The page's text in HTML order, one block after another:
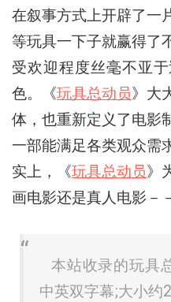
在叙事方式上开辟了一
等玩具一下子就赢得了
受欢迎程度丝毫不亚
色。《玩具总动员》大
体，也重新定义了电影
一部能满足各类观众需
实上，《玩具总动员》
画电影还是真人电影－
本站收录的玩具
中英双字幕;大小约